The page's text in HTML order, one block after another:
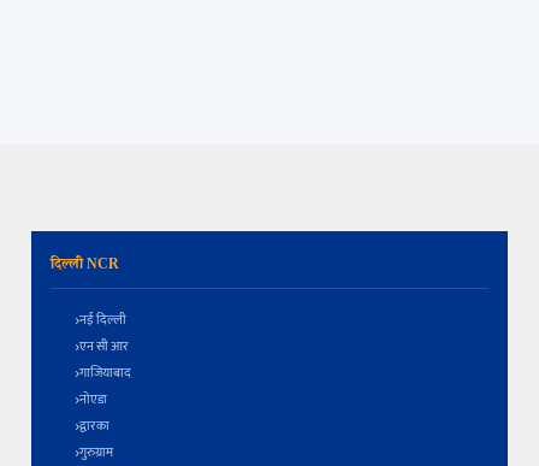
दिल्ली NCR
नई दिल्ली
एन सी आर
गाजियाबाद
नोएडा
द्वारका
गुरुग्राम